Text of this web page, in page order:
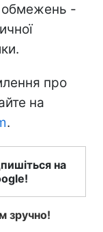
обмежень -
про
на
.
на
зручно!